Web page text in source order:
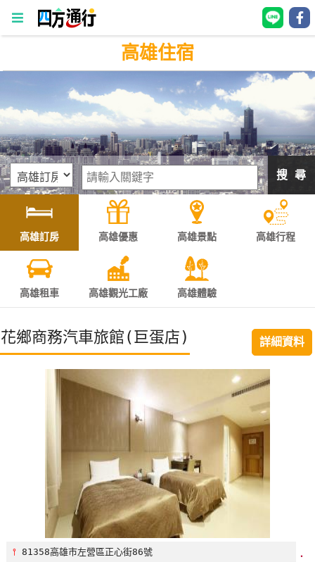
四
行
訂
房
灣
訂
房
直接跟飯店訂房HOT
特
紅
高雄住宿
搜 尋
高雄訂房 高雄優惠 高雄景點 高雄行程
高雄租車 高雄觀光工廠 高雄體驗
花鄉商務汽車旅館(巨蛋店) 詳細資料
⫯81358高雄市左營區正心街86號
．